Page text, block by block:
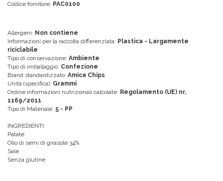
Codice fornitore: PAC0100
Allergeni: Non contiene
Informazioni per la raccolta differenziata: Plastica - Largamente
riciclabile
Tipo di conservazione: Ambiente
Tipo di imballaggio: Confezione
Brand standardizzato: Amica Chips
Unità (specifica): Grammi
Ordine informazioni nutrizionali calcolate: Regolamento (UE) nr.
1169/2011
Tipo di Materiale: 5 - PP
INGREDIENTI:
Patate
Olio di semi di girasole 34%
Sale
Senza glutine